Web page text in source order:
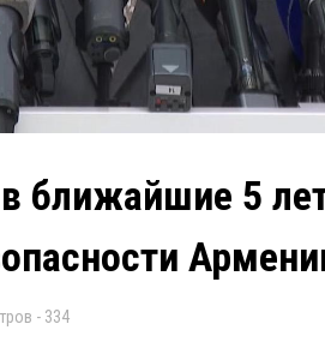
ближайшие 5
- 334